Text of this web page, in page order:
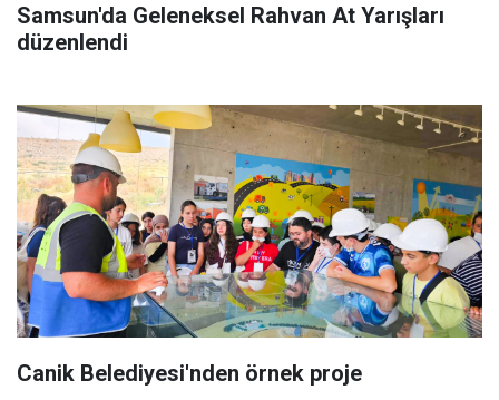
Samsun'da Geleneksel Rahvan At Yarışları
düzenlendi
Canik Belediyesi'nden örnek proje